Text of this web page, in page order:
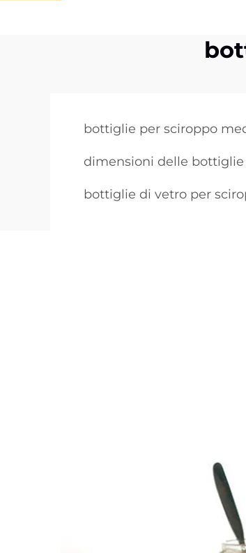
bottiglie per sciroppo
dimensioni delle bottiglie
bottiglie di vetro per